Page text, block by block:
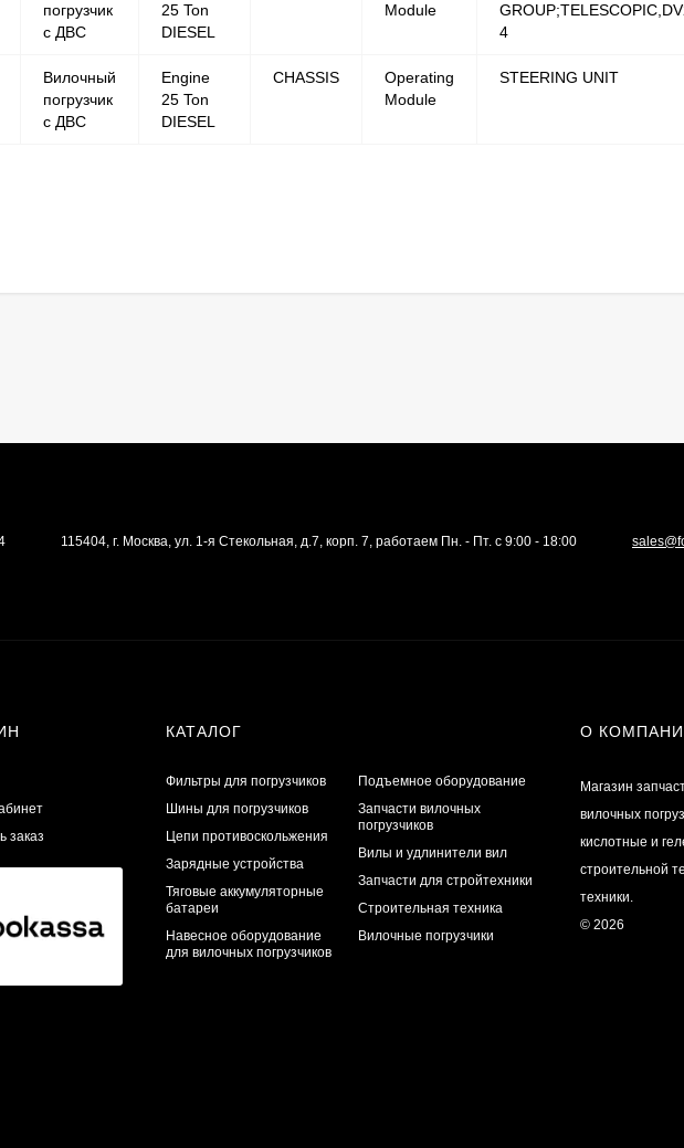
погрузчик
с ДВС
25 Ton
DIESEL
Module
4
Вилочный
погрузчик
с ДВС
Engine
25 Ton
DIESEL
CHASSIS
Operating
Module
STEERING UNIT
115404, г. Москва, ул. 1-я Стекольная, д.7, корп. 7, работаем Пн. - Пт. с 9:00 - 18:00
заказ
КАТАЛОГ
Фильтры для погрузчиков
Шины для погрузчиков
Цепи противоскольжения
Зарядные устройства
Тяговые аккумуляторные
батареи
Навесное оборудование
для вилочных погрузчиков
Подъемное оборудование
Запчасти вилочных
погрузчиков
Вилы и удлинители вил
Запчасти для стройтехники
Строительная техника
Вилочные погрузчики
О
Магазин
вилочных
кислотные и
строительной
техники.
© 2026